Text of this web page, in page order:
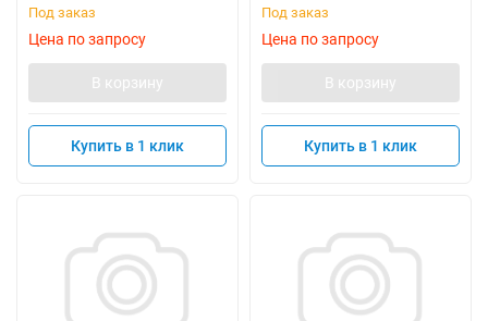
Под заказ
Цена по запросу
В корзину
Купить в 1 клик
Под заказ
Цена по запросу
В корзину
Купить в 1 клик